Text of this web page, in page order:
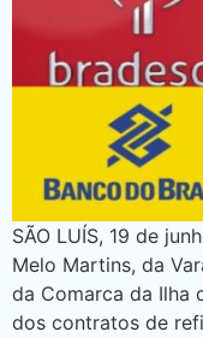
SÃO LUÍS, 19 de
Melo Martins, da
da Comarca da Ilha
dos contratos de